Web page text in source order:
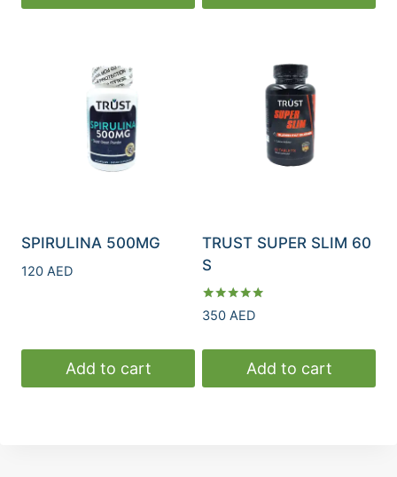
SPIRULINA 500MG
120 AED
Add to cart
TRUST SUPER SLIM 60
S
Rated
5.00
350 AED
Add to cart